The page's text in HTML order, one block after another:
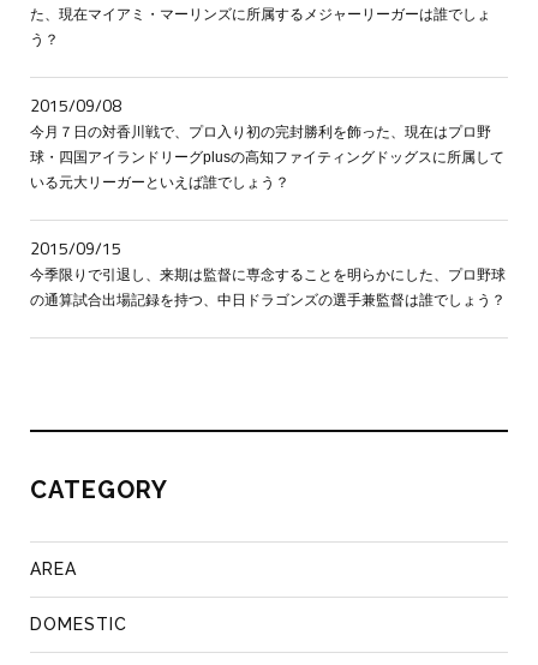
た、現在マイアミ・マーリンズに所属するメジャーリーガーは誰でしょ
う？
2015/09/08
今月７日の対香川戦で、プロ入り初の完封勝利を飾った、現在はプロ野
球・四国アイランドリーグplusの高知ファイティングドッグスに所属して
いる元大リーガーといえば誰でしょう？
2015/09/15
今季限りで引退し、来期は監督に専念することを明らかにした、プロ野球
の通算試合出場記録を持つ、中日ドラゴンズの選手兼監督は誰でしょう？
CATEGORY
AREA
DOMESTIC